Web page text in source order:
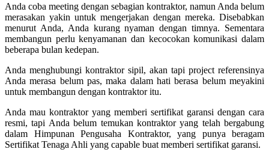
Anda coba meeting dengan sebagian kontraktor, namun Anda belum
merasakan yakin untuk mengerjakan dengan mereka. Disebabkan
menurut Anda, Anda kurang nyaman dengan timnya. Sementara
membangun perlu kenyamanan dan kecocokan komunikasi dalam
beberapa bulan kedepan.
Anda menghubungi kontraktor sipil, akan tapi project referensinya
Anda merasa belum pas, maka dalam hati berasa belum meyakini
untuk membangun dengan kontraktor itu.
Anda mau kontraktor yang memberi sertifikat garansi dengan cara
resmi, tapi Anda belum temukan kontraktor yang telah bergabung
dalam Himpunan Pengusaha Kontraktor, yang punya beragam
Sertifikat Tenaga Ahli yang capable buat memberi sertifikat garansi.